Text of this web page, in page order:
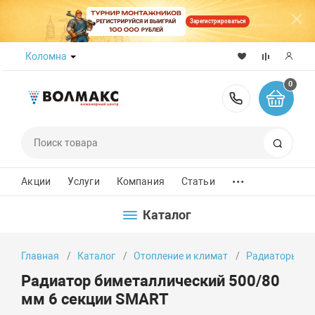
Зарегистрироваться
Коломна
8 (800)
0
Акции Услуги Компания Статьи ...
Каталог
Главная Каталог Отопление и климат Радиаторы
Радиатор биметаллический 500/80
мм 6 секции SMART